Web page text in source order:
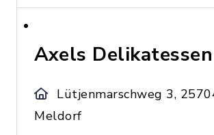
Axels Delikatessen
Lütjenmarschweg 3,
Meldorf